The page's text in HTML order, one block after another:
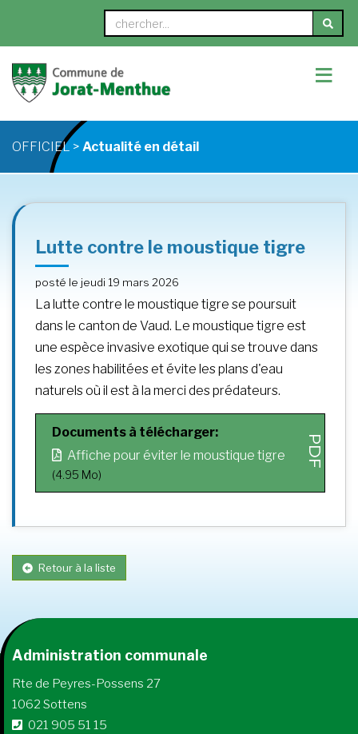
≡
OFFICIEL > Actualité en détail
Lutte contre le moustique tigre
posté le jeudi 19 mars 2026
La lutte contre le moustique tigre se poursuit
dans le canton de Vaud. Le moustique tigre est
une espèce invasive exotique qui se trouve dans
les zones habilitées et évite les plans d'eau
naturels où il est à la merci des prédateurs.
Documents à télécharger:
Affiche pour éviter le moustique tigre
(4.95 Mo)
Retour à la liste
Administration communale
Rte de Peyres-Possens 27
1062 Sottens
021 905 51 15